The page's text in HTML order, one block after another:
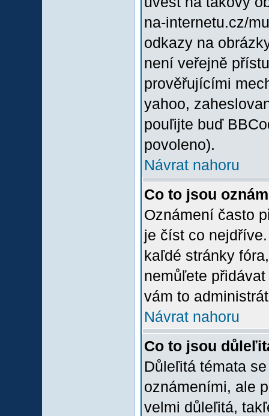
na-internetu.cz/
odkazy na
není veřejně
prověřujícími
yahoo,
pouľijte buď
povoleno).
Návrat nahoru
Co to jsou
Oznámení často
je číst co
kaľdé stránky
nemůľete
vám to
Návrat nahoru
Co to jsou
Důleľitá témata
oznámeními, ale
velmi důleľitá,